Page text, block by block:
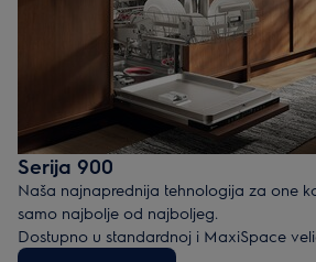
Serija 900
Naša najnaprednija tehnologija za one
samo najbolje od najboljeg.
Dostupno u standardnoj i MaxiSpace